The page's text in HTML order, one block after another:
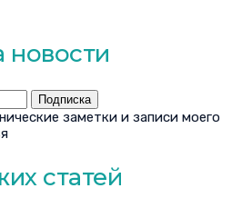
новости
Подписка
заметки и записи моего
статей